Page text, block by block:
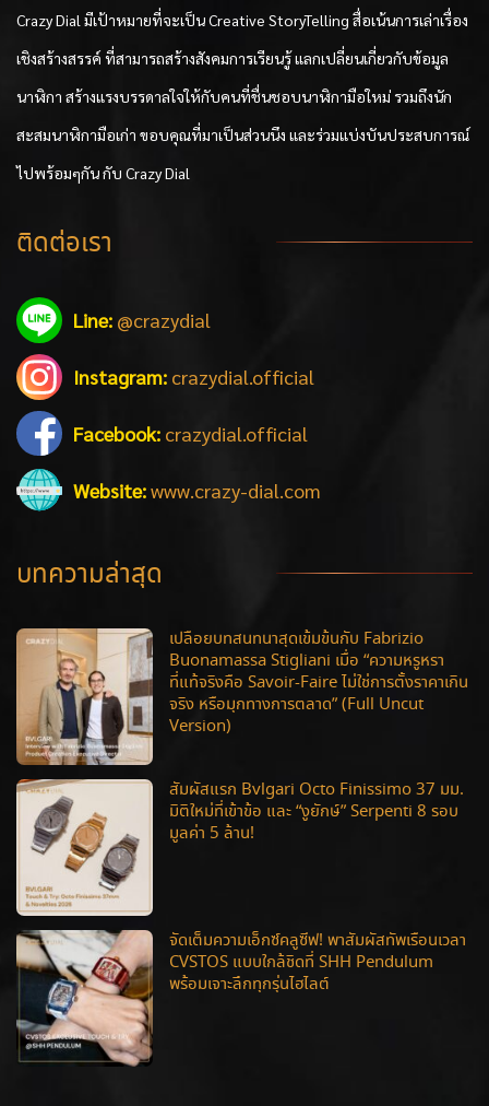
Crazy Dial มีเป้าหมายที่จะเป็น Creative StoryTelling สื่อเน้นการเล่าเรื่อง
เชิงสร้างสรรค์ ที่สามารถสร้างสังคมการเรียนรู้ แลกเปลี่ยนเกี่ยวกับข้อมูล
นาฬิกา สร้างแรงบรรดาลใจให้กับคนที่ชื่นชอบนาฬิกามือใหม่ รวมถึงนัก
สะสมนาฬิกามือเก่า ขอบคุณที่มาเป็นส่วนนึง และร่วมแบ่งบันประสบการณ์
ไปพร้อมๆกัน กับ Crazy Dial
ติดต่อเรา
Line: @crazydial
Instagram: crazydial.official
Facebook: crazydial.official
Website:www.crazy-dial.com
บทความล่าสุด
เปลือยบทสนทนาสุดเข้มข้นกับ Fabrizio
Buonamassa Stigliani เมื่อ “ความหรูหรา
ที่แท้จริงคือ Savoir-Faire ไม่ใช่การตั้งราคาเกิน
จริง หรือมุกทางการตลาด” (Full Uncut
Version)
สัมผัสแรก Bvlgari Octo Finissimo 37 มม.
มิติใหม่ที่เข้าข้อ และ “งูยักษ์” Serpenti 8 รอบ
มูลค่า 5 ล้าน!
จัดเต็มความเอ็กซ์คลูซีฟ! พาสัมผัสทัพเรือนเวลา
CVSTOS แบบใกล้ชิดที่ SHH Pendulum
พร้อมเจาะลึกทุกรุ่นไฮไลต์